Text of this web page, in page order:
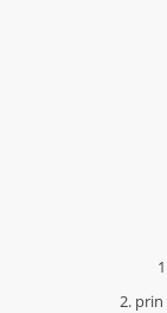
2. prin